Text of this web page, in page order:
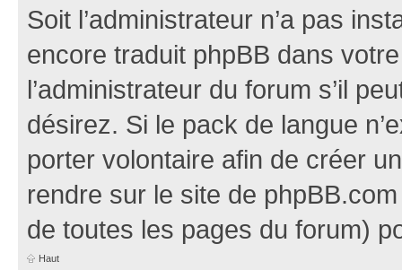
Soit l’administrateur n’a pas
encore traduit phpBB dans
l’administrateur du forum s’il
désirez. Si le pack de langue
porter volontaire afin de créer
rendre sur le site de
de toutes les pages du forum)
Haut